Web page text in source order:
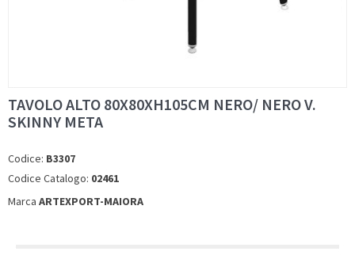
TAVOLO ALTO 80X80XH105CM NERO/ NERO V.
SKINNY META
Codice: B3307
Codice Catalogo: 02461
Marca ARTEXPORT-MAIORA